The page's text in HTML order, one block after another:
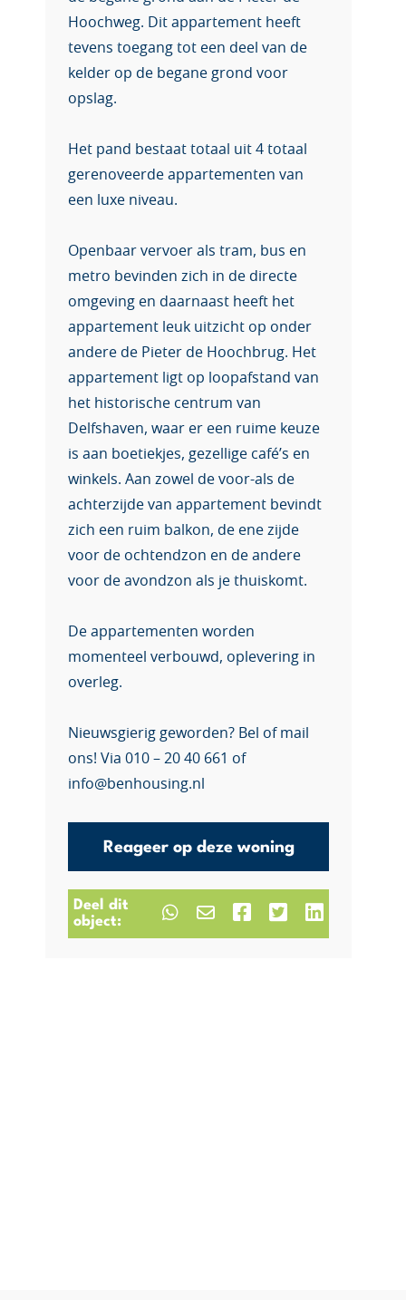
Hoochweg. Dit appartement heeft
tevens toegang tot een deel van de
kelder op de begane grond voor
opslag.
Het pand bestaat totaal uit 4 totaal
gerenoveerde appartementen van
een luxe niveau.
Openbaar vervoer als tram, bus en
metro bevinden zich in de directe
omgeving en daarnaast heeft het
appartement leuk uitzicht op onder
andere de Pieter de Hoochbrug. Het
appartement ligt op loopafstand van
het historische centrum van
Delfshaven, waar er een ruime keuze
is aan boetiekjes, gezellige café’s en
winkels. Aan zowel de voor-als de
achterzijde van appartement bevindt
zich een ruim balkon, de ene zijde
voor de ochtendzon en de andere
voor de avondzon als je thuiskomt.
De appartementen worden
momenteel verbouwd, oplevering in
overleg.
Nieuwsgierig geworden? Bel of mail
ons! Via 010 – 20 40 661 of
info@benhousing.nl
Reageer op deze woning
Deel dit
object: